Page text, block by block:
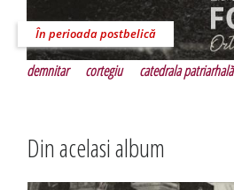
În perioada postbelică
demnitar cortegiu catedrala patriarhală
Din acelasi album